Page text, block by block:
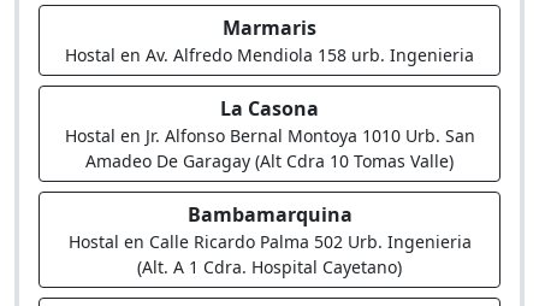
Marmaris
Hostal en Av. Alfredo Mendiola 158 urb. Ingenieria
La Casona
Hostal en Jr. Alfonso Bernal Montoya 1010 Urb. San
Amadeo De Garagay (Alt Cdra 10 Tomas Valle)
Bambamarquina
Hostal en Calle Ricardo Palma 502 Urb. Ingenieria
(Alt. A 1 Cdra. Hospital Cayetano)